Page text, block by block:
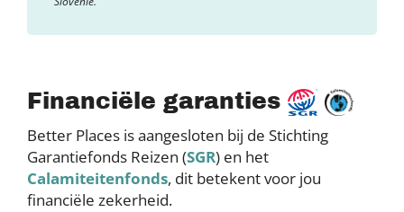
Financiële garanties
Better Places is aangesloten bij de Stichting
Garantiefonds Reizen (SGR) en het
Calamiteitenfonds, dit betekent voor jou
financiële zekerheid.